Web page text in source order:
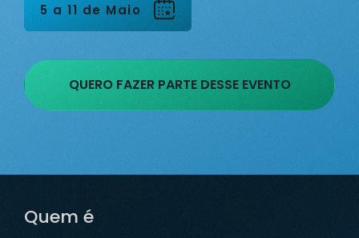
5 a 11 de Maio
QUERO FAZER PARTE DESSE EVENTO
Quem é